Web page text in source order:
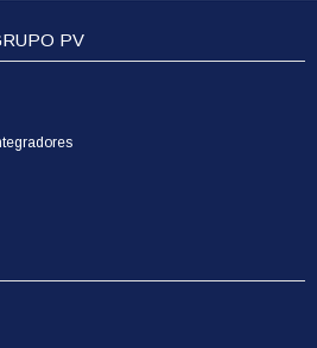
PV